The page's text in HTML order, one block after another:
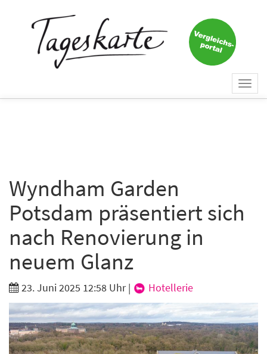
Wyndham Garden
Potsdam präsentiert sich
nach Renovierung in
neuem Glanz
23. Juni 2025 12:58 Uhr| Hotellerie
Keine Nachricht mehr
verpassen!
E-Mail*
Branche
Ich möchte folgende Newsletter erhalten
Tageskarte-Newsletter (gegen 8.30 Uhr)